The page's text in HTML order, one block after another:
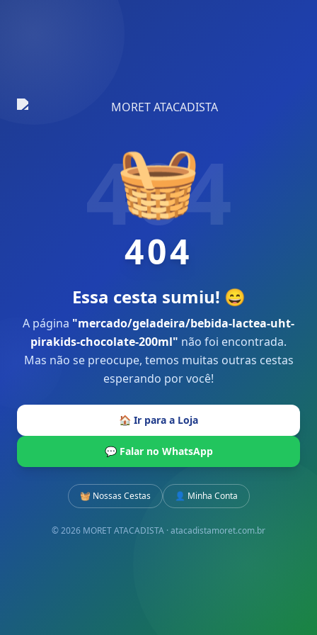
404
🧺
404
Essa cesta sumiu! 😄
A página "mercado/geladeira/bebida-lactea-uht-
pirakids-chocolate-200ml" não foi encontrada.
Mas não se preocupe, temos muitas outras cestas
esperando por você!
🏠 Ir para a Loja
💬 Falar no WhatsApp
🧺 Nossas Cestas 👤 Minha Conta
© 2026 MORET ATACADISTA · atacadistamoret.com.br